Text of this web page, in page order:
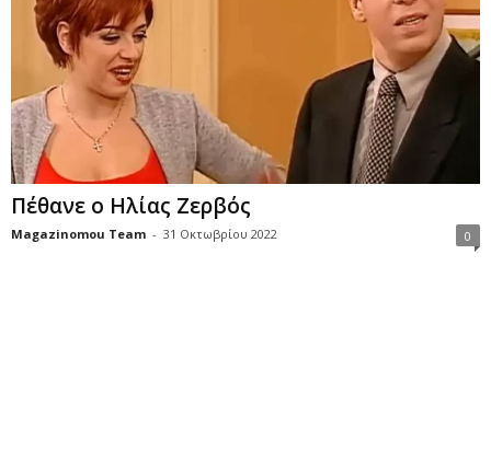
Πέθανε ο Ηλίας Ζερβός
Magazinomou Team - 31 Οκτωβρίου 2022 0